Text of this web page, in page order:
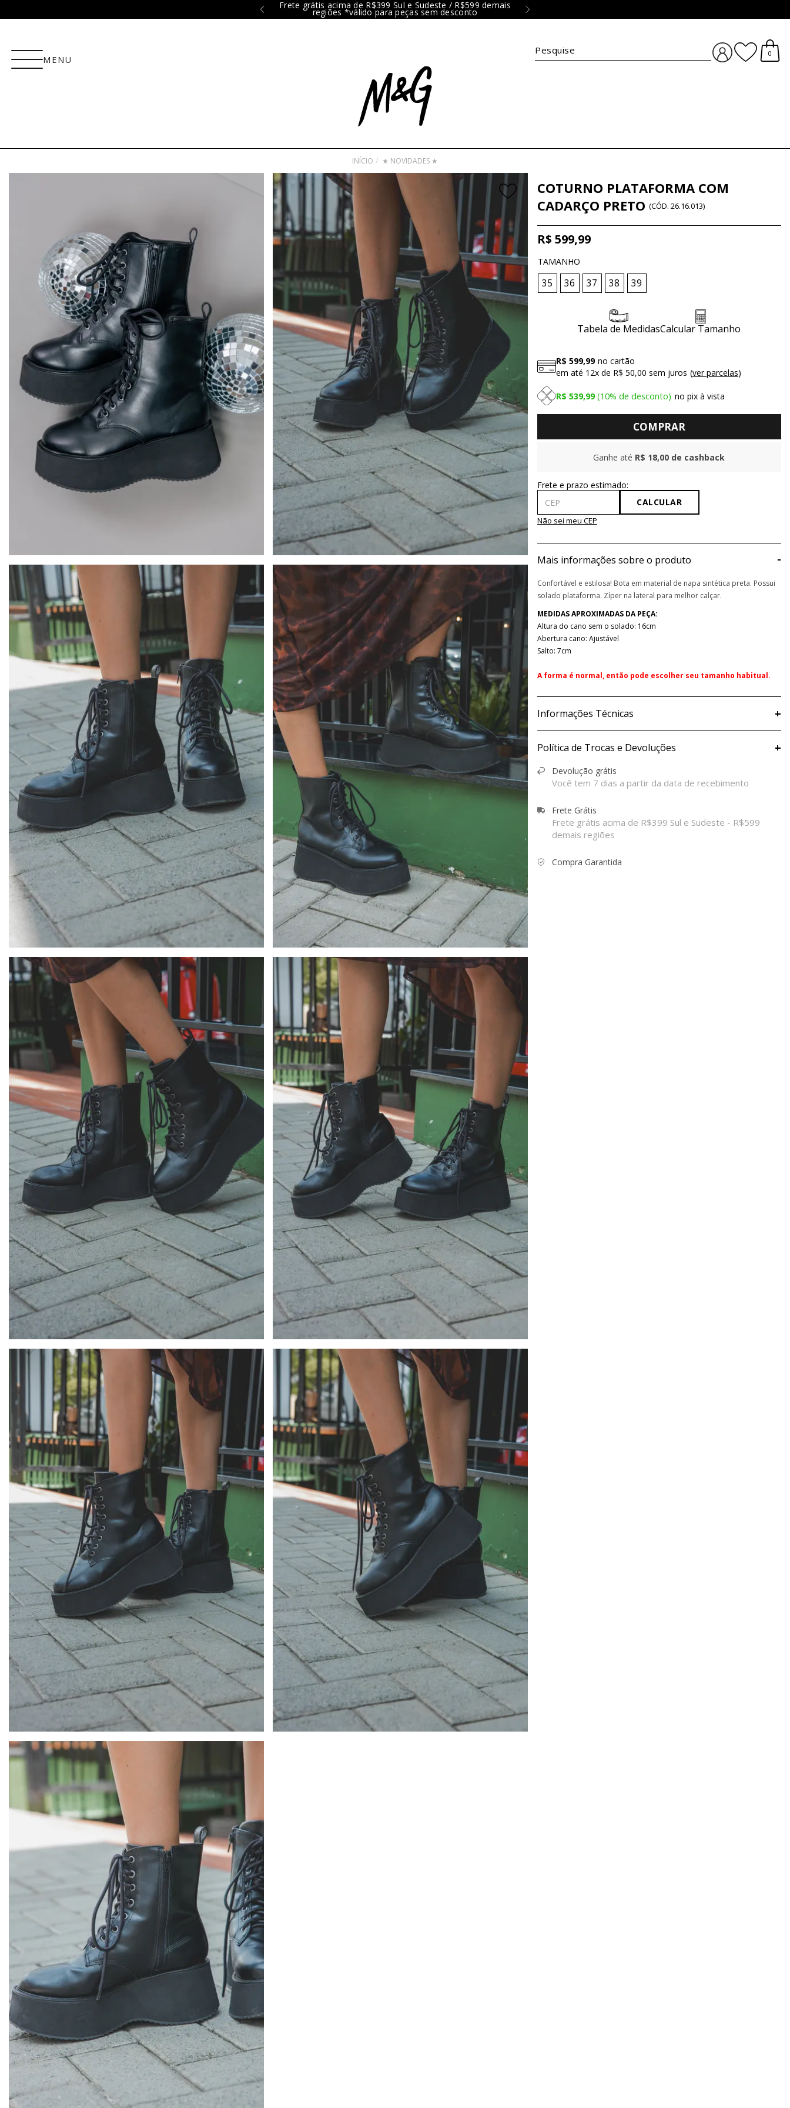
Frete grátis acima de R$399 Sul e Sudeste / R$599 demais
regiões *válido para peças sem desconto
MENU
0
INÍCIO ★ NOVIDADES ★
COTURNO PLATAFORMA COM
CADARÇO PRETO (CÓD. 26.16.013)
R$ 599,99
TAMANHO
35 36 37 38 39
Tabela de MedidasCalcular Tamanho
R$ 599,99 no cartão
em até 12xde R$ 50,00 sem juros ver parcelas
R$ 539,99 no pix à vista
10% de desconto
COMPRAR
Ganhe até R$ 18,00 de cashback
Não sei meu CEP
CALCULAR
Mais informações sobre o produto -
Confortável e estilosa! Bota em material de napa sintética preta. Possui
solado plataforma. Zíper na lateral para melhor calçar.
MEDIDAS APROXIMADAS DA PEÇA:
Altura do cano sem o solado: 16cm
Abertura cano: Ajustável
Salto: 7cm
A forma é normal, então pode escolher seu tamanho habitual.
Informações Técnicas +
Política de Trocas e Devoluções +
Devolução grátis
Você tem 7 dias a partir da data de recebimento
Frete Grátis
Frete grátis acima de R$399 Sul e Sudeste - R$599
demais regiões
Compra Garantida